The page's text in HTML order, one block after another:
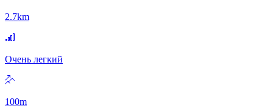
2.7km
Очень легкий
100m